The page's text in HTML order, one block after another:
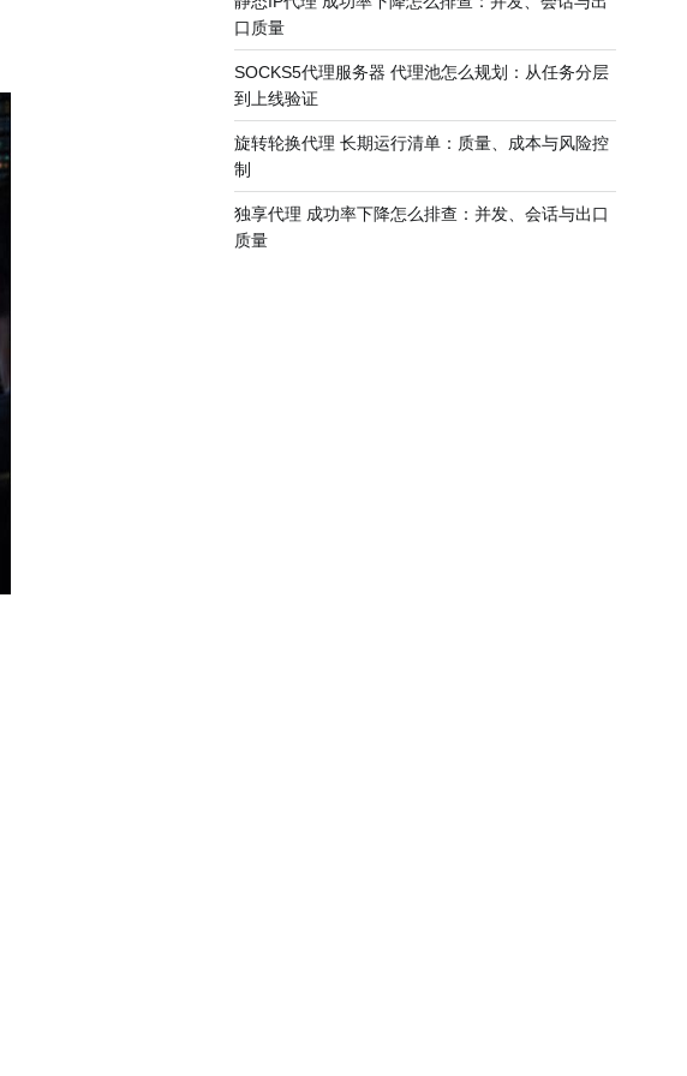
口质量
SOCKS5代理服务器 代理池怎么规划：从任务分层
到上线验证
旋转轮换代理 长期运行清单：质量、成本与风险控
制
独享代理 成功率下降怎么排查：并发、会话与出口
质量